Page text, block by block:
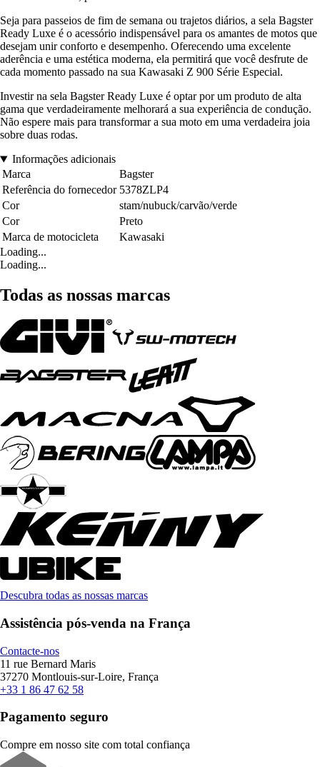
Seja para passeios de fim de semana ou trajetos diários, a sela Bagster
Ready Luxe é o acessório indispensável para os amantes de motos que
desejam unir conforto e desempenho. Oferecendo uma excelente
aderência e uma estética moderna, ela permitirá que você desfrute de
cada momento passado na sua Kawasaki Z 900 Série Especial.
Investir na sela Bagster Ready Luxe é optar por um produto de alta
gama que verdadeiramente melhorará a sua experiência de condução.
Não espere mais para transformar a sua moto em uma verdadeira joia
sobre duas rodas.
Informações adicionais
Marca
Bagster
Referência do fornecedor 5378ZLP4
Cor
stam/nubuck/carvão/verde
Cor
Preto
Marca de motocicleta
Kawasaki
Loading...
Loading...
Todas as nossas marcas
Descubra todas as nossas marcas
Assistência pós-venda na França
Contacte-nos
11 rue Bernard Maris
37270 Montlouis-sur-Loire, França
+33 1 86 47 62 58
Pagamento seguro
Compre em nosso site com total confiança